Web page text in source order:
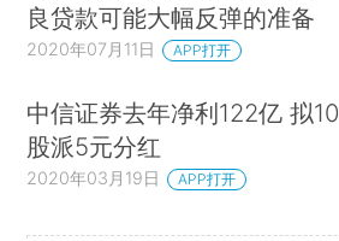
良贷款可能大幅反弹的准备
2020年07月11日 APP打开
中信证券去年净利122亿 拟10
股派5元分红
2020年03月19日 APP打开